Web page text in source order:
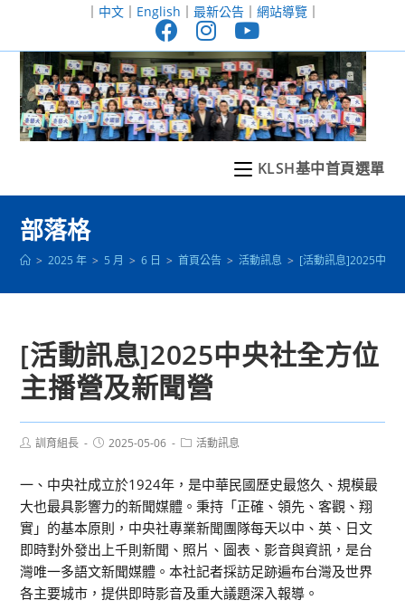
至
｜ 中文｜ English ｜ 最新公告｜ 網站導覽｜
KLSH基中首頁選單
部落格
> 2025 年 > 5 月 > 6 日 > 首頁公告 > 活動訊息 > [活動訊息]2025中央
[活動訊息]2025中央社全方位
主播營及新聞營
Post訓育組長
Post2025-05-06
Post活動訊息
一、中央社成立於1924年，是中華民國歷史最悠久、規模最
大也最具影響力的新聞媒體。秉持「正確、領先、客觀、翔
實」的基本原則，中央社專業新聞團隊每天以中、英、日文
即時對外發出上千則新聞、照片、圖表、影音與資訊，是台
灣唯一多語文新聞媒體。本社記者採訪足跡遍布台灣及世界
各主要城市，提供即時影音及重大議題深入報導。